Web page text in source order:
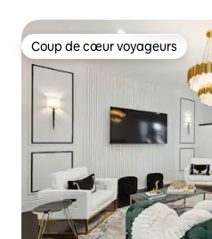
Coup de cœur voyageurs
Coup de cœur voyageurs